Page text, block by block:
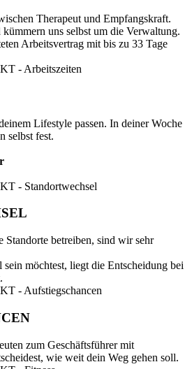
Therapeut und Empfangskraft.
uns selbst um die Verwaltung.
Arbeitsvertrag mit bis zu 33 Tage
Lifestyle passen. In deiner Woche
selbst fest.
Standorte betreiben, sind wir sehr
möchtest, liegt die Entscheidung bei
zum Geschäftsführer mit
wie weit dein Weg gehen soll.